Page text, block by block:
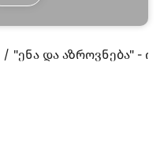
"ენა და აზროვნება" -